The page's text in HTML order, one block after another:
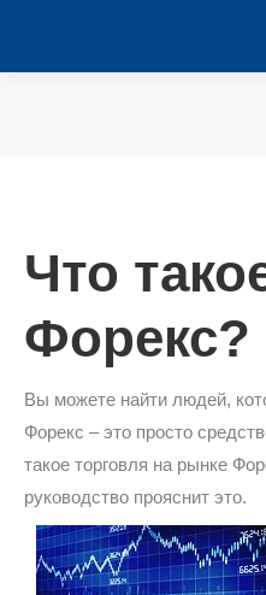
Что
Форекс?
Вы можете найти людей,
Форекс – это просто
такое торговля на рынке
руководство прояснит это.